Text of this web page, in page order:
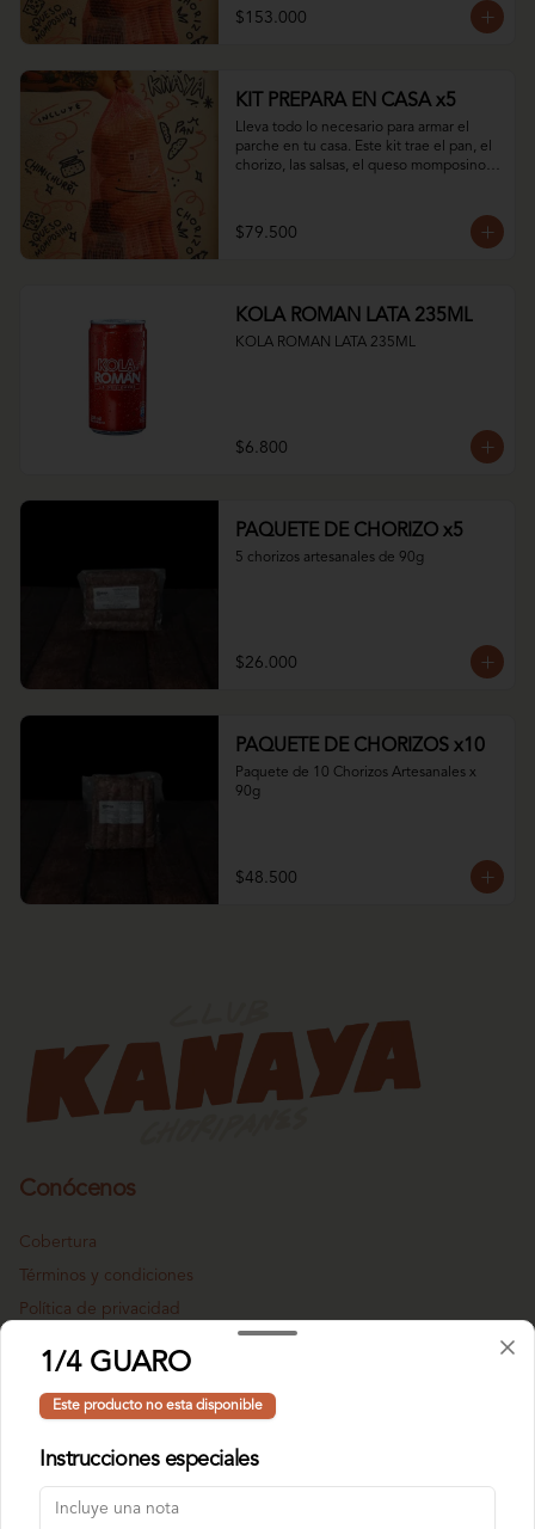
$153.000
KIT PREPARA EN CASA x5
Lleva todo lo necesario para armar el
parche en tu casa. Este kit trae el pan, el
chorizo, las salsas, el queso momposino y
$79.500
KOLA ROMAN LATA 235ML
KOLA ROMAN LATA 235ML
$6.800
PAQUETE DE CHORIZO x5
5 chorizos artesanales de 90g
$26.000
PAQUETE DE CHORIZOS x10
Paquete de 10 Chorizos Artesanales x
90g
$48.500
Conócenos
Cobertura
Términos y condiciones
Política de privacidad
Redes sociales
Instagram
1/4 GUARO
Este producto no esta disponible
Instrucciones especiales